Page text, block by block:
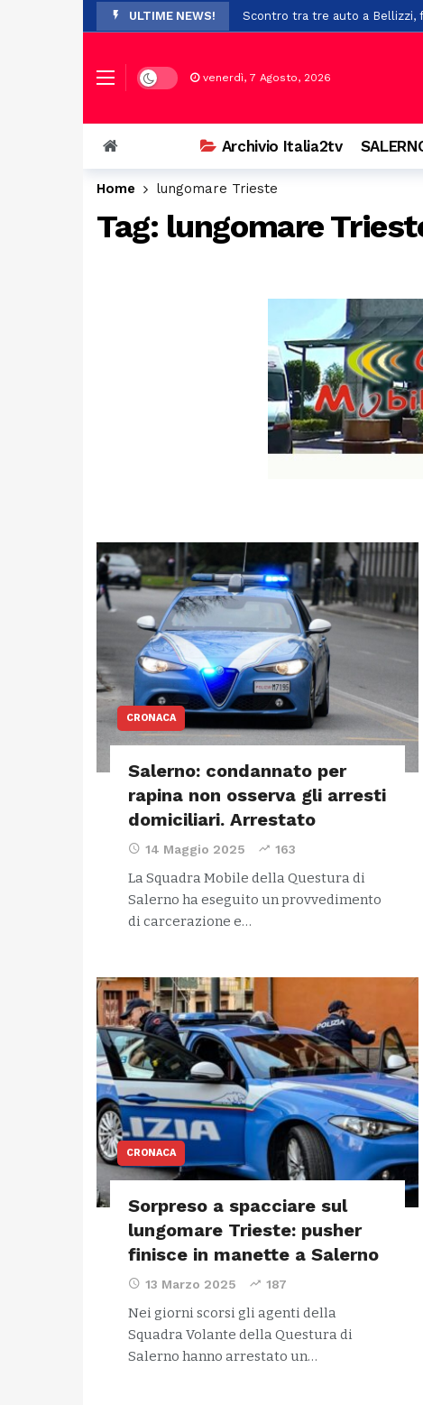
ULTIME NEWS! Scontro tra tre auto a Bellizzi,
Paura a Polla: bambino in bici
A Potenza sistema
Cadavere trovato nel cortile
Prosegue con successo l’ XI
Scontro a Colliano, grave un
Piaggine rende omaggio al
Dark mode venerdì, 7 Agosto, 2026
Archivio Italia2tv
Home lungomare Trieste
Tag: lungomare
CRONACA
Salerno: condannato per
rapina non osserva gli arresti
domiciliari. Arrestato
14 Maggio 2025 163
La Squadra Mobile della Questura di
Salerno ha eseguito un provvedimento
di carcerazione e…
CRONACA
Sorpreso a spacciare sul
lungomare Trieste: pusher
finisce in manette a Salerno
13 Marzo 2025 187
Nei giorni scorsi gli agenti della
Squadra Volante della Questura di
Salerno hanno arrestato un…